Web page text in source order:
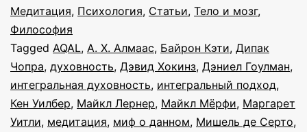
жить…
Медитация, Психология, Статьи, Тело и мозг,
Философия
Tagged AQAL, А. Х. Алмаас, Байрон Кэти, Дипак
Чопра, духовность, Дэвид Хокинз, Дэниел Гоулман,
интегральная духовность, интегральный подход,
Кен Уилбер, Майкл Лернер, Майкл Мёрфи, Маргарет
Уитли, медитация, миф о данном, Мишель де Серто,